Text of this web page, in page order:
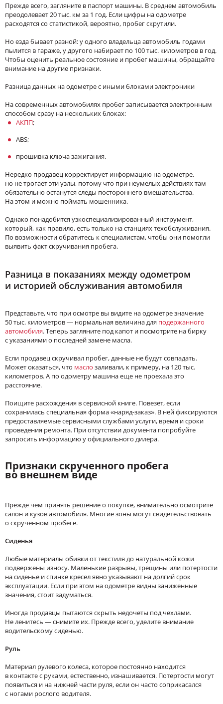
Прежде всего, загляните в паспорт машины. В среднем автомобиль
преодолевает 20 тыс. км за 1 год. Если цифры на одометре
расходятся со статистикой, вероятно, пробег скрутили.
Но езда бывает разной: у одного владельца автомобиль годами
пылится в гараже, у другого набирает по 100 тыс. километров в год.
Чтобы оценить реальное состояние и пробег машины, обращайте
внимание на другие признаки.
Разница данных на одометре с иными блоками электроники
На современных автомобилях пробег записывается электронным
способом сразу на нескольких блоках:
АКПП;
ABS;
прошивка ключа зажигания.
Нередко продавец корректирует информацию на одометре,
но не трогает эти узлы, потому что при неумелых действиях там
обязательно останутся следы постороннего вмешательства.
На этом и можно поймать мошенника.
Однако понадобится узкоспециализированный инструмент,
который, как правило, есть только на станциях техобслуживания.
По возможности обратитесь к специалистам, чтобы они помогли
выявить факт скручивания пробега.
Разница в показаниях между одометром
и историей обслуживания автомобиля
Представьте, что при осмотре вы видите на одометре значение
50 тыс. километров — нормальная величина для подержанного
автомобиля. Теперь загляните под капот и посмотрите на бирку
с указаниями о последней замене масла.
Если продавец скручивал пробег, данные не будут совпадать.
Может оказаться, что масло заливали, к примеру, на 120 тыс.
километров. А по одометру машина еще не проехала это
расстояние.
Поищите расхождения в сервисной книге. Повезет, если
сохранилась специальная форма «наряд-заказ». В ней фиксируются
предоставляемые сервисными службами услуги, время и сроки
проведения ремонта. При отсутствии документа попробуйте
запросить информацию у официального дилера.
Признаки скрученного пробега
во внешнем виде
Прежде чем принять решение о покупке, внимательно осмотрите
салон и кузов автомобиля. Многие зоны могут свидетельствовать
о скрученном пробеге.
Сиденья
Любые материалы обивки от текстиля до натуральной кожи
подвержены износу. Маленькие разрывы, трещины или потертости
на сиденье и спинке кресел явно указывают на долгий срок
эксплуатации. Если при этом на одометре видны заниженные
значения, стоит задуматься.
Иногда продавцы пытаются скрыть недочеты под чехлами.
Не ленитесь — снимите их. Прежде всего, уделите внимание
водительскому сиденью.
Руль
Материал рулевого колеса, которое постоянно находится
в контакте с руками, естественно, изнашивается. Потертости могут
появиться и на нижней части руля, если он часто соприкасался
с ногами рослого водителя.